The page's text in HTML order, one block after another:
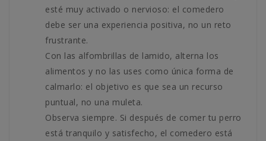
esté muy activado o nervioso: el comedero
debe ser una experiencia positiva, no un reto
frustrante.
Con las alfombrillas de lamido, alterna los
alimentos y no las uses como única forma de
calmarlo: el objetivo es que sea un recurso
puntual, no una muleta.
Observa siempre. Si después de comer tu perro
está tranquilo y satisfecho, el comedero está